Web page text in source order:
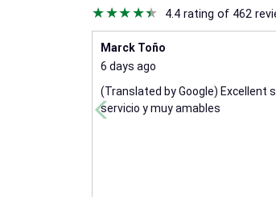
4.4 rating of 462
Marck Toño
6 days ago
(Translated by Google) Excellent
servicio y muy amables